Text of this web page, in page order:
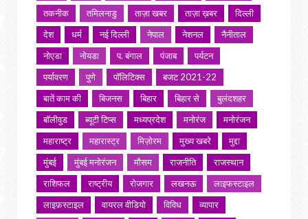
तकनीक
तमिलनाडु ताज़ा खबर ताज़ा ख़बर
दिल्ली
देश
धर्म नई दिल्ली नेपाल नेशनल
नैनीताल
नोएडा
नोयडा प. बंगाल पंजाब
पर्यटन
पर्यावरण
पुणे पॉलिटिक्स
बजट 2021-22
बातें काम की
बिजनस बिहार बिहार से
बुलंदशहर
बॉलीवुड
ब्यूटी टिप्स मध्यप्रदेश मनोरंज
मनोरंजन
महाराष्ट्र
महारास्ट्र मिज़ोरम मुख्य खबरे
मुद्दा
मुंबई
मुंबई मनोरंजन मौसम राजनीति
राजस्थान
राशिफल
राष्ट्रीय रोजगार लखनऊ
लाइफस्टाइल
लाइफ़स्टाइल
वायरल वीडियो विविध
व्यापार